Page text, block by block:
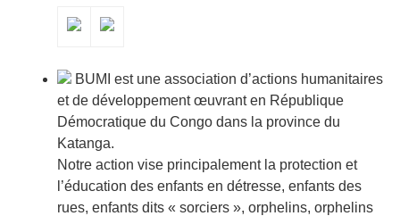
BUMI est une association d’actions humanitaires
et de développement œuvrant en République
Démocratique du Congo dans la province du
Katanga.
Notre action vise principalement la protection et
l’éducation des enfants en détresse, enfants des
rues, enfants dits « sorciers », orphelins, orphelins